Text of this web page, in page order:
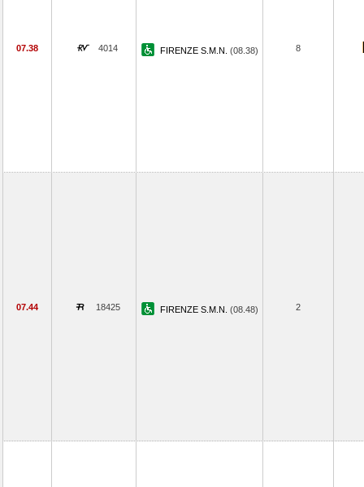
07.38 4014 FIRENZE S.M.N. (08.38) 8
07.44 18425 FIRENZE S.M.N. (08.48) 2